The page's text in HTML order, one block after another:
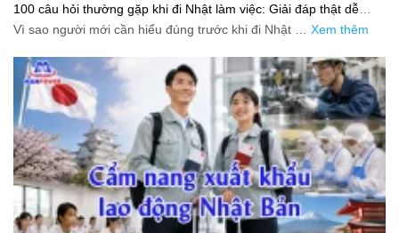
100 câu hỏi thường gặp khi đi Nhật làm việc: Giải đáp thật dễ
hiểu cho người mới bắt đầu
Vì sao người mới cần hiểu đúng trước khi đi Nhật … Xem thêm